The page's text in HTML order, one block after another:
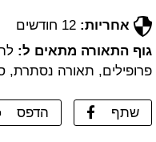
אחריות:
גוף התאורה מתאים ל:
פרופילים, תאורה נסתרת,
שתף הדפס